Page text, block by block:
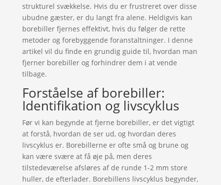
strukturel svækkelse. Hvis du er frustreret over disse
ubudne gæster, er du langt fra alene. Heldigvis kan
borebiller fjernes effektivt, hvis du følger de rette
metoder og forebyggende foranstaltninger. I denne
artikel vil du finde en grundig guide til, hvordan man
fjerner borebiller og forhindrer dem i at vende
tilbage.
Forståelse af borebiller:
Identifikation og livscyklus
Før vi kan begynde at fjerne borebiller, er det vigtigt
at forstå, hvordan de ser ud, og hvordan deres
livscyklus er. Borebillerne er ofte små og brune og
kan være svære at få øje på, men deres
tilstedeværelse afsløres af de runde 1-2 mm store
huller, de efterlader. Borebillens livscyklus begynder,